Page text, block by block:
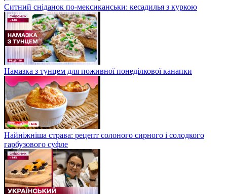
Ситний сніданок по-мексиканськи: кесадилья з куркою
Намазка з тунцем для поживної понеділкової канапки
Найніжніша страва: рецепт солоного сирного і солодкого
гарбузового суфле